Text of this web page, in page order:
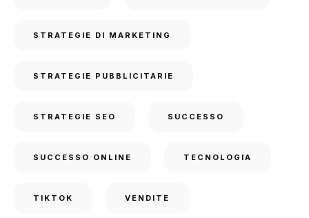
STRATEGIE DI MARKETING
STRATEGIE PUBBLICITARIE
STRATEGIE SEO SUCCESSO
SUCCESSO ONLINE TECNOLOGIA
TIKTOK VENDITE